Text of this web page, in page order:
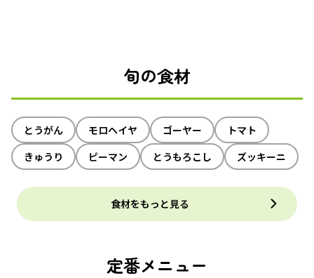
旬の食材
とうがん モロヘイヤ ゴーヤー
トマト
きゅうり
ピーマン とうもろこし ズッキーニ
食材をもっと見る
定番メニュー